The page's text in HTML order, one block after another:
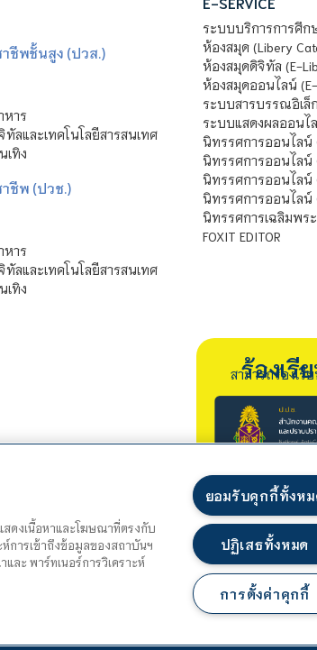
ชีพชั้นสูง (ปวส.)
หาร
ลและเทคโนโลยีสารสนเทศ
เทิง
ชีพ (ปวช.)
หาร
ลและเทคโนโลยีสารสนเทศ
เทิง
ระบบบริการการศึกษ
ห้องสมุด (Libery
ห้องสมุดดิจิทัล (E-
ห้องสมุดออนไลน์ (E-
ระบบสารบรรณอิเล็
ระบบแสดงผลออนไ
นิทรรศการออนไลน์
นิทรรศการออนไลน์
นิทรรศการออนไลน์
นิทรรศการออนไลน์
นิทรรศการเฉลิมพร
FOXIT EDITOR
ร้องเรี
สามารถร้องเ
นโยบายความเป็นส่วนตัว
สดงเนื้อหาและโฆษณาที่ตรงกับ
ห์การเข้าถึงข้อมูลของสถาบันฯ
ละ พาร์ทเนอร์การวิเคราะห์
ยอมรับคุกกี้ทั้งห
ปฏิเสธทั้งหมด
การตั้งค่าคุกกี้